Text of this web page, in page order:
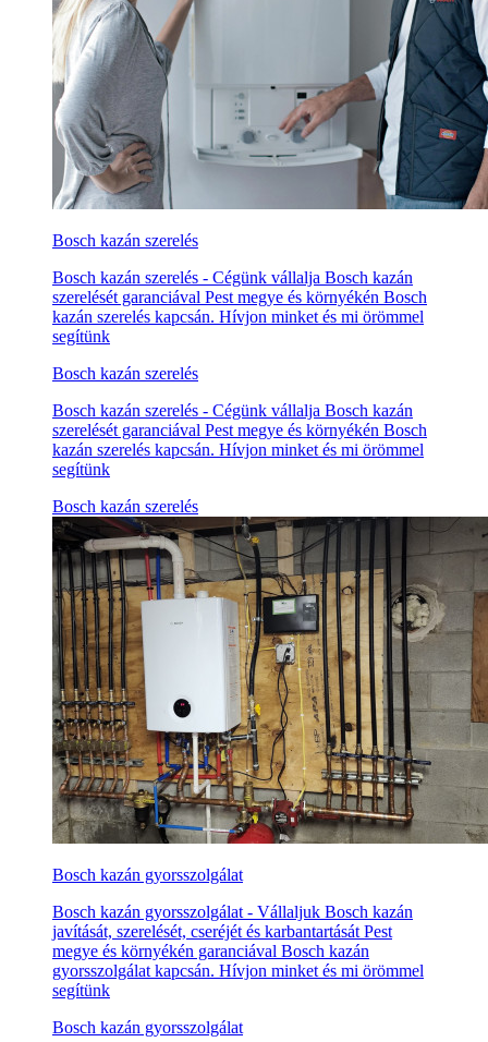
Bosch kazán szerelés
Bosch kazán szerelés - Cégünk vállalja Bosch kazán
szerelését garanciával Pest megye és környékén Bosch
kazán szerelés kapcsán. Hívjon minket és mi örömmel
segítünk
Bosch kazán szerelés
Bosch kazán szerelés - Cégünk vállalja Bosch kazán
szerelését garanciával Pest megye és környékén Bosch
kazán szerelés kapcsán. Hívjon minket és mi örömmel
segítünk
Bosch kazán szerelés
Bosch kazán gyorsszolgálat
Bosch kazán gyorsszolgálat - Vállaljuk Bosch kazán
javítását, szerelését, cseréjét és karbantartását Pest
megye és környékén garanciával Bosch kazán
gyorsszolgálat kapcsán. Hívjon minket és mi örömmel
segítünk
Bosch kazán gyorsszolgálat